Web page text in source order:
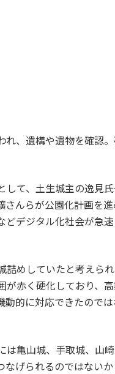
、遺構や遺物を確認
て、土生城主の逸見
んらが公園化計画を進
デジタル化社会が急
めしていたと考えら
赤く硬化しており、
的に対応できたので
亀山城、手取城、山
げられるのではないか